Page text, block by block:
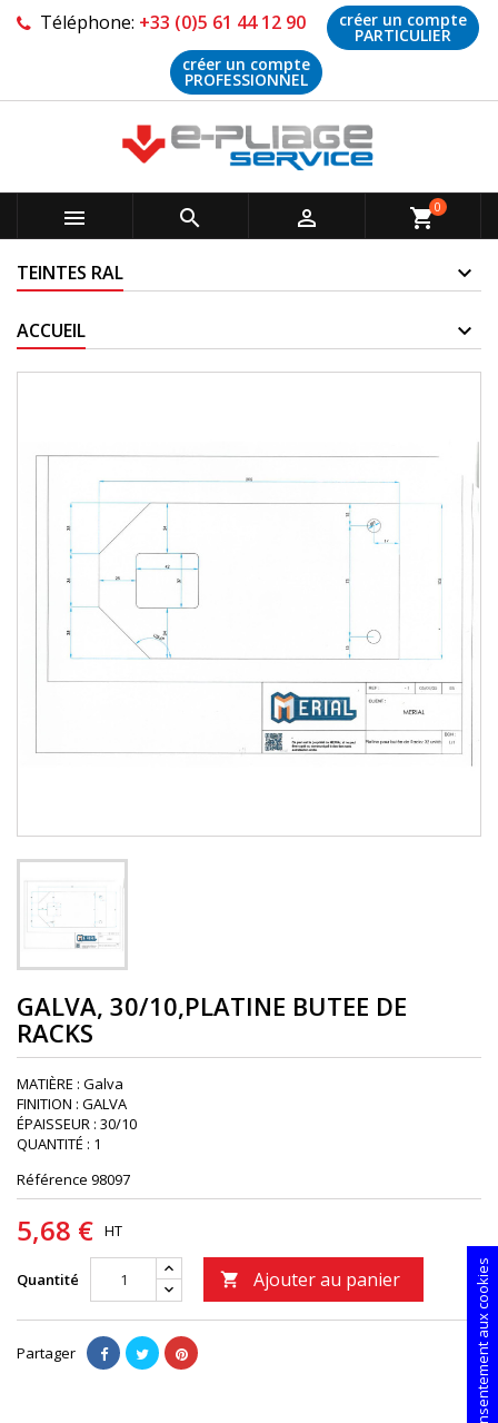
Téléphone: +33 (0)5 61 44 12 90 créer un compte
PARTICULIER
créer un compte
PROFESSIONNEL
   shopping_cart0
TEINTES RAL
ACCUEIL
GALVA, 30/10,PLATINE BUTEE DE
RACKS
MATIÈRE : Galva
FINITION : GALVA
ÉPAISSEUR : 30/10
QUANTITÉ : 1
Référence 98097
5,68 € HT
Quantité  Ajouter au panier
Partager Consentement aux cookies